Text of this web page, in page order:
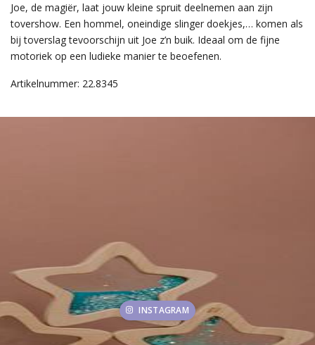
Joe, de magiër, laat jouw kleine spruit deelnemen aan zijn
tovershow. Een hommel, oneindige slinger doekjes,… komen als
bij toverslag tevoorschijn uit Joe z’n buik. Ideaal om de fijne
motoriek op een ludieke manier te beoefenen.
Artikelnummer: 22.8345
INSTAGRAM